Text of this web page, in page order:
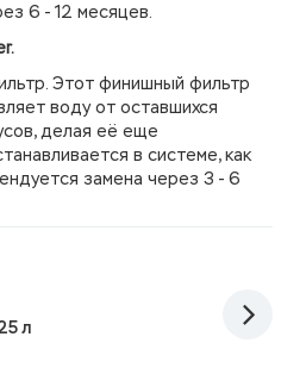
6 - 12 месяцев.
Этот финишный фильтр
воду от оставшихся
делая её еще
в системе, как
замена через 3 - 6
л